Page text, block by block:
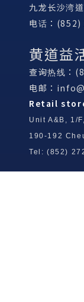
九龙长沙湾
电话：
黄道益
查询热线：
电邮：
Retail
Unit A&B, 1/
190-192
Tel: (852)